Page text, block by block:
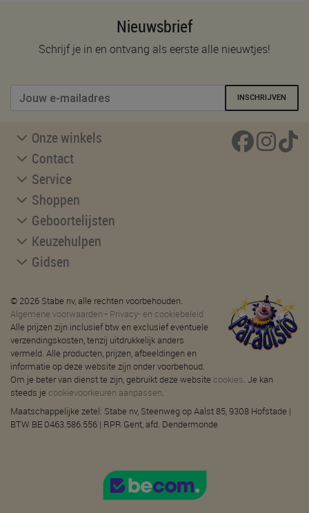
Nieuwsbrief
Schrijf je in en ontvang als eerste alle nieuwtjes!
INSCHRIJVEN
Onze winkels
Contact
Service
Shoppen
Geboortelijsten
Keuzehulpen
Gidsen
© 2026 Stabe nv, alle rechten voorbehouden.
Algemene voorwaarden - Privacy- en cookiebeleid
Alle prijzen zijn inclusief btw en exclusief eventuele
verzendingskosten, tenzij uitdrukkelijk anders
vermeld. Alle producten, prijzen, afbeeldingen en
informatie op deze website zijn onder voorbehoud.
Om je beter van dienst te zijn, gebruikt deze website cookies. Je kan
steeds je cookievoorkeuren aanpassen.
Maatschappelijke zetel: Stabe nv, Steenweg op Aalst 85, 9308 Hofstade |
BTW BE 0463.586.556 | RPR Gent, afd. Dendermonde